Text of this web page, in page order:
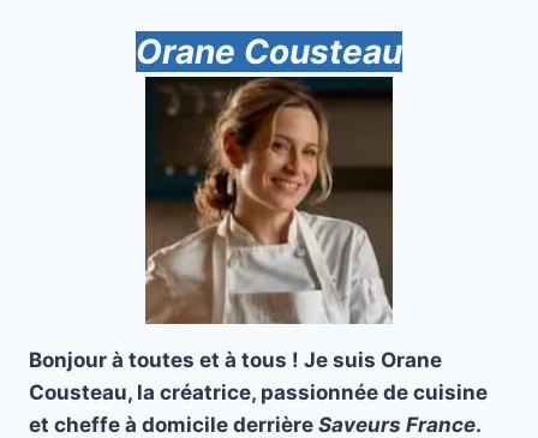
Orane Cousteau
Bonjour à toutes et à tous ! Je suis Orane
Cousteau, la créatrice, passionnée de cuisine
et cheffe à domicile derrière Saveurs France.